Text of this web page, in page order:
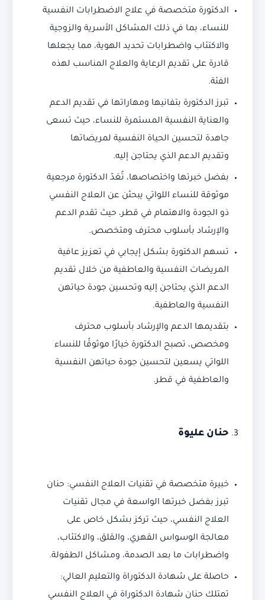
الدكتورة متخصصة في علاج الاضطرابات النفسية
للنساء، بما في ذلك المشاكل الأسرية والزوجية
والاكتئاب واضطرابات تحديد الهوية، مما يجعلها
قادرة على تقديم الرعاية والعلاج المناسب لهذه
الفئة.
تبرز الدكتورة بتفانيها ومهاراتها في تقديم الدعم
والعناية النفسية المستمرة للنساء، حيث تسعى
جاهدة لتحسين الحياة النفسية لمريضاتها
وتقديم الدعم الذي يحتاجن إليه.
بفضل خبرتها واختصاصها، تُعَدّ الدكتورة مرجعية
موثوقة للنساء اللواتي يبحثن عن العلاج النفسي
ذو الجودة والاهتمام في قطر، حيث تقدم الدعم
والإرشاد بأسلوب محترف ومتخصص.
تسهم الدكتورة بشكل إيجابي في تعزيز عافية
المريضات النفسية والعاطفية من خلال تقديم
الدعم الذي يحتاجن إليه وتحسين جودة حياتهن
النفسية والعاطفية.
بتقديمها الدعم والإرشاد بأسلوب محترف
ومخصص، تصبح الدكتورة خيارًا موثوقًا للنساء
اللواتي يسعين لتحسين جودة حياتهن النفسية
والعاطفية في قطر.
حنان عليوة
خبيرة متخصصة في تقنيات العلاج النفسي: حنان
تبرز بفضل خبرتها الواسعة في مجال تقنيات
العلاج النفسي، حيث تركز بشكل خاص على
معالجة الوسواس القهري، والقلق، والاكتئاب،
واضطرابات ما بعد الصدمة، ومشاكل الطفولة.
حاصلة على شهادة الدكتوراة والتعليم العالي:
تمتلك حنان شهادة الدكتوراة في العلاج النفسي